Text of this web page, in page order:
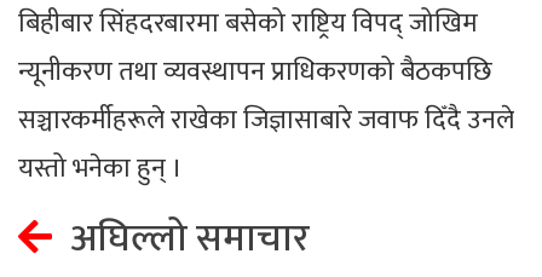
बिहीबार सिंहदरबारमा बसेको राष्ट्रिय विपद् जोखिम
न्यूनीकरण तथा व्यवस्थापन प्राधिकरणको बैठकपछि
सञ्चारकर्मीहरूले राखेका जिज्ञासाबारे जवाफ दिँदै उनले
यस्तो भनेका हुन् ।
अघिल्लो समाचार